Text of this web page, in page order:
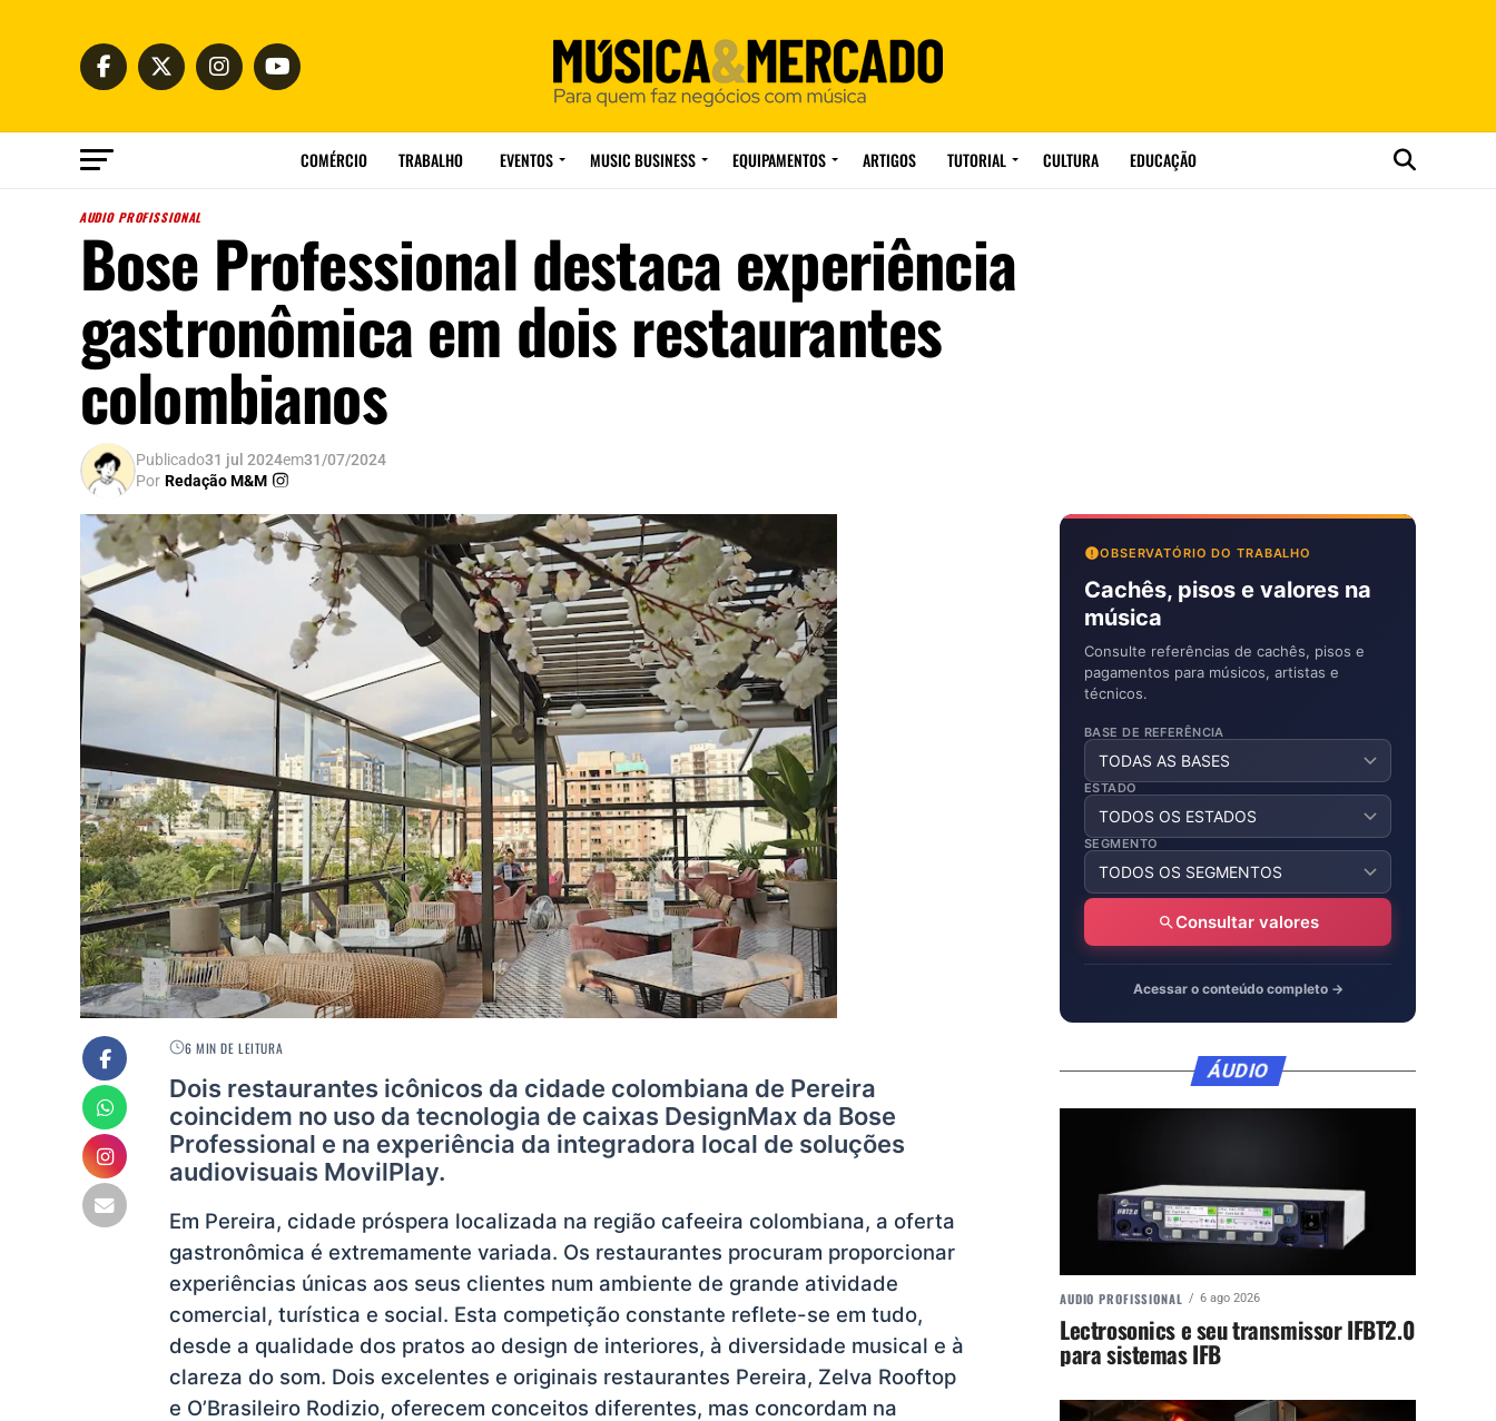
COMÉRCIO TRABALHO EVENTOS MUSIC BUSINESS EQUIPAMENTOS ARTIGOS TUTORIAL CULTURA EDUCAÇÃO
AUDIO PROFISSIONAL
Bose Professional destaca experiência
gastronômica em dois restaurantes
colombianos
Publicado31 jul 2024em31/07/2024
Por Redação M&M
6 MIN DE LEITURA
Dois restaurantes icônicos da cidade colombiana de Pereira
coincidem no uso da tecnologia de caixas DesignMax da Bose
Professional e na experiência da integradora local de soluções
audiovisuais MovilPlay.
Em Pereira, cidade próspera localizada na região cafeeira colombiana, a oferta
gastronômica é extremamente variada. Os restaurantes procuram proporcionar
experiências únicas aos seus clientes num ambiente de grande atividade
comercial, turística e social. Esta competição constante reflete-se em tudo,
desde a qualidade dos pratos ao design de interiores, à diversidade musical e à
clareza do som. Dois excelentes e originais restaurantes Pereira, Zelva Rooftop
e O’Brasileiro Rodizio, oferecem conceitos diferentes, mas concordam na
OBSERVATÓRIO DO TRABALHO
Cachês, pisos e valores na
música
Consulte referências de cachês, pisos e
pagamentos para músicos, artistas e
técnicos.
BASE DE REFERÊNCIA
ESTADO
SEGMENTO
Consultar valores
Acessar o conteúdo completo →
ÁUDIO
AUDIO PROFISSIONAL 6 ago 2026
Lectrosonics e seu transmissor IFBT2.0
para sistemas IFB